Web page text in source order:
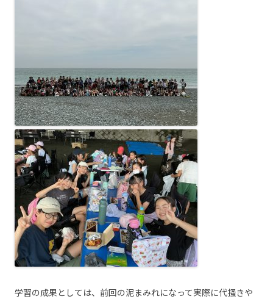
学習の成果としては、前回の泥まみれになって実際に代掻きや